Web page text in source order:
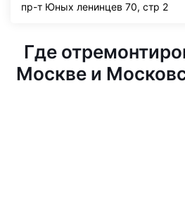
пр-т Юных ленинцев 70, стр 2
Где
Москве и